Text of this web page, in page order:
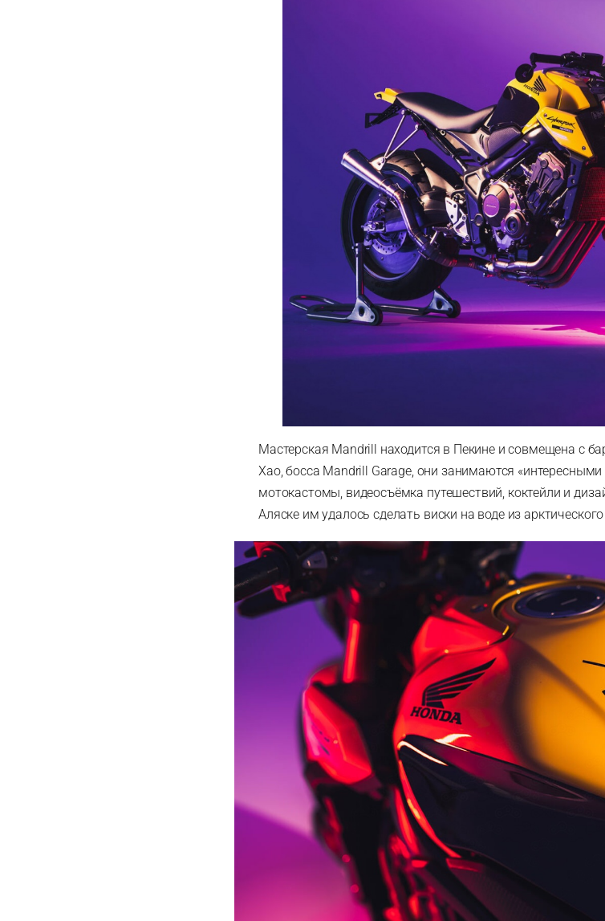
Мастерская Mandrill находится в Пекине и совмещена с
Хао, босса Mandrill Garage, они занимаются
мотокастомы, видеосъёмка путешествий, коктейли и
Аляске им удалось сделать виски на воде из